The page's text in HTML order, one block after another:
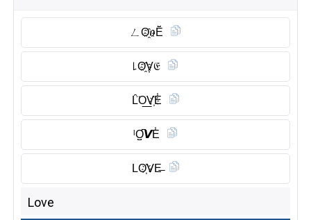
ㄥO҈ሀĔ̈
꒒O҈V͎𝔈
L̑̈O͟V҉E̾
ˡO̺͆𝙑E̾
LO҉ᐯE̶